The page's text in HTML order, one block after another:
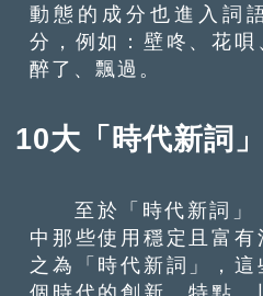
動態的成分也進入詞
分，例如：壁咚、花唄
醉了、飄過。
10大「時代新詞
至於「時代新詞」
中那些使用穩定且富
之為「時代新詞」，